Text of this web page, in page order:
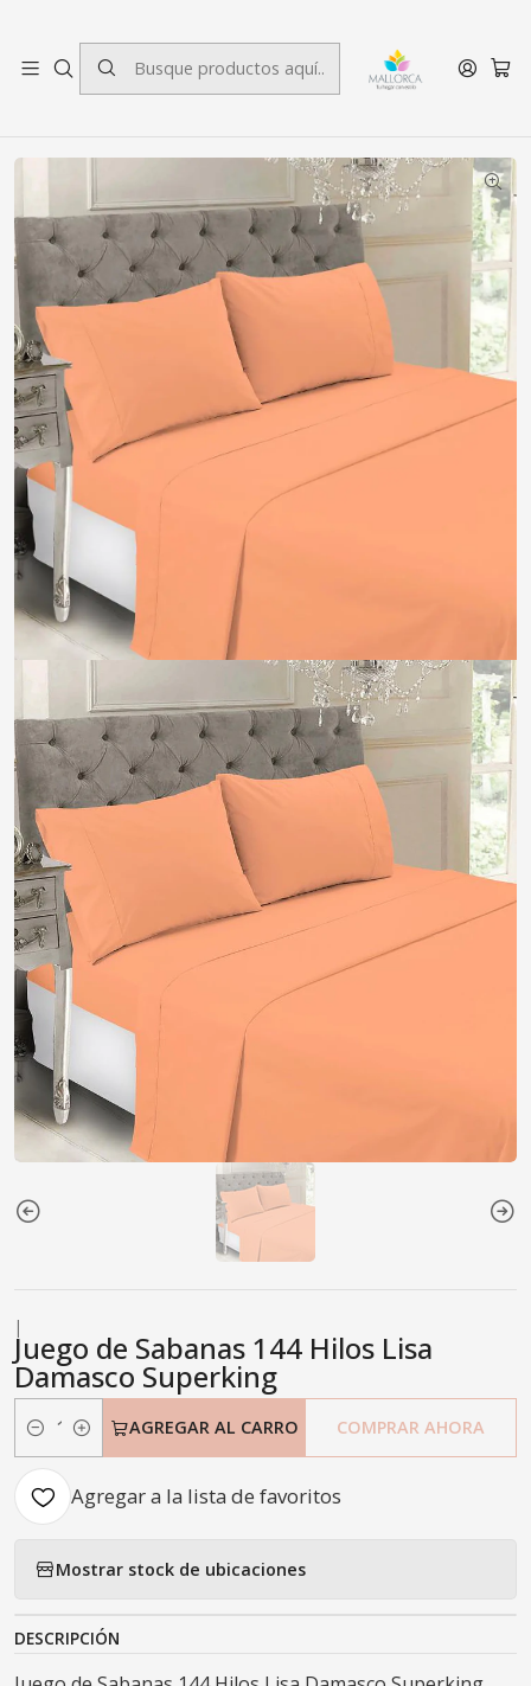
Inicio Dormitorio Sábanas SuperKing
Juego de Sabanas 144 Hilos Lisa Damasco Superking
|
Juego de Sabanas 144 Hilos Lisa
Damasco Superking
Cantidad
AGREGAR AL CARRO COMPRAR AHORA
Agregar a la lista de favoritos
Mostrar stock de ubicaciones
DESCRIPCIÓN